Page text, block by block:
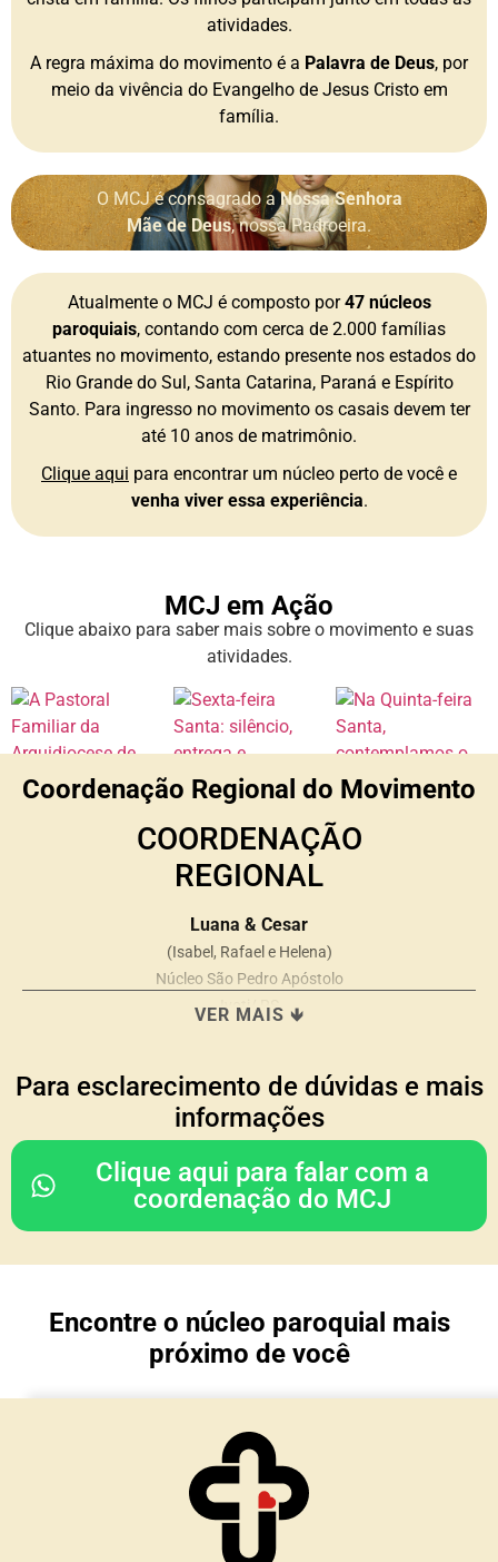
atividades.
A regra máxima do movimento é a Palavra de Deus, por
meio da vivência do Evangelho de Jesus Cristo em
família.
O MCJ é consagrado aNossa Senhora
Mãe de Deus, nossa Padroeira.
Atualmente o MCJ é composto por47 núcleos
paroquiais, contando com cerca de 2.000 famílias
atuantes no movimento, estando presente nos estados do
Rio Grande do Sul, Santa Catarina, Paraná e Espírito
Santo. Para ingresso no movimento os casais devem ter
até 10 anos de matrimônio.
Clique aqui para encontrar um núcleo perto de você e
venha viver essa experiência.
MCJ em Ação
Clique abaixo para saber mais sobre o movimento e suas
atividades.
Coordenação Regional do Movimento
COORDENAÇÃO
REGIONAL
Luana & Cesar
(Isabel, Rafael e Helena)
Núcleo São Pedro Apóstolo
Ivoti/ RS
COORDENAÇÃO DO
CONSELHO REGIONAL
Rodrigo & Simone
(Julia, João Paulo e Mariana)
Nossa Senhora da Glória
TESOURARIA
Núcleo Imaculada Conceição
Morro Reuter/RS
VER MAIS 🡻
Para esclarecimento de dúvidas e mais
informações
Clique aqui para falar com a
coordenação do MCJ
Encontre o núcleo paroquial mais
próximo de você